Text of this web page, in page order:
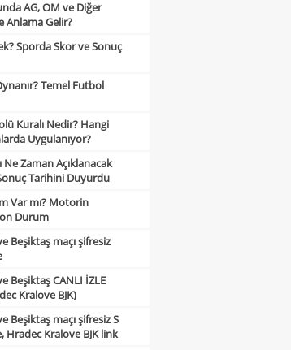
AG, OM ve Diğer
Anlama Gelir?
Sporda Skor ve Sonuç
Temel Futbol
Kuralı Nedir? Hangi
Uygulanıyor?
Ne Zaman Açıklanacak
Tarihini Duyurdu
Var mı? Motorin
Durum
Beşiktaş maçı şifresiz
Beşiktaş CANLI İZLE
Kralove BJK)
Beşiktaş maçı şifresiz S
Hradec Kralove BJK link